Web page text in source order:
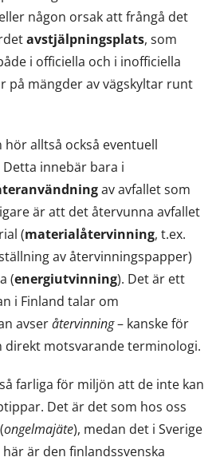
någon orsak att frångå det
avstjälpningsplats, som
i officiella och i inofficiella
på mängder av vägskyltar runt
alltså också eventuell
Detta innebär bara i
av avfallet som
är att det återvunna avfallet
(materialåtervinning, t.ex.
av återvinningspapper)
(energiutvinning). Det är ett
i Finland talar om
avseråtervinning– kanske för
direkt motsvarande terminologi.
farliga för miljön att de inte kan
Det är det som hos oss
(ongelmajäte), medan det i Sverige
här är den finlandssvenska